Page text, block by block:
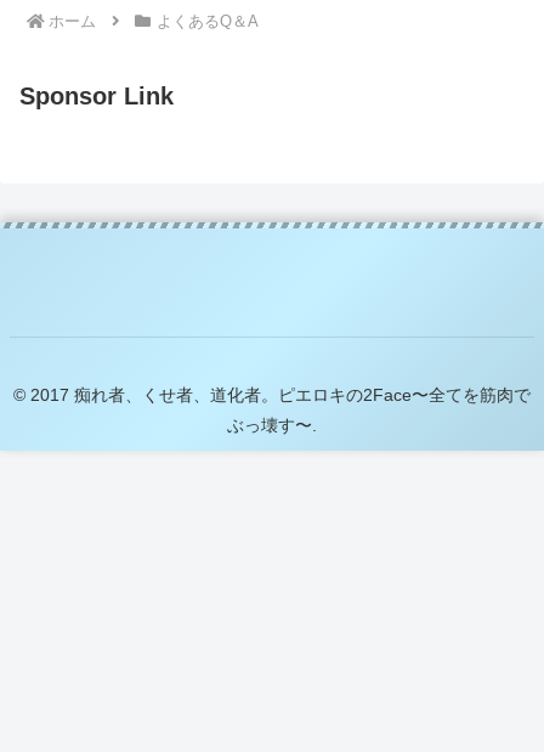
ホーム よくあるQ＆A
Sponsor Link
© 2017 痴れ者、くせ者、道化者。ピエロキの2Face〜全てを筋肉で
ぶっ壊す〜.